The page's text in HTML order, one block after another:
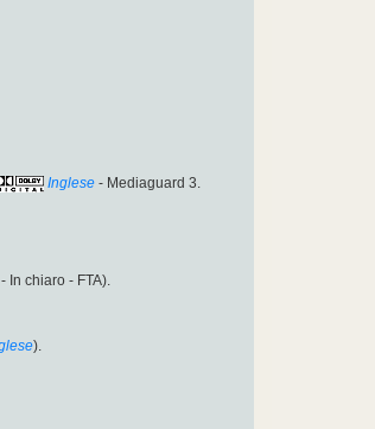
Inglese - Mediaguard 3.
- In chiaro - FTA).
).